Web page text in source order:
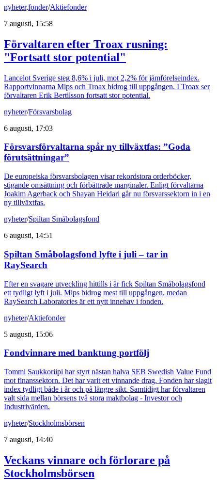
nyheter,fonder/Aktiefonder
7 augusti, 15:58
Förvaltaren efter Troax rusning:
"Fortsatt stor potential"
Lancelot Sverige steg 8,6% i juli, mot 2,2% för jämförelseindex.
Rapportvinnarna Mips och Troax bidrog till uppgången. I Troax ser
förvaltaren Erik Bertilsson fortsatt stor potential.
nyheter/Försvarsbolag
6 augusti, 17:03
Försvarsförvaltarna spår ny tillväxtfas: ”Goda
förutsättningar”
De europeiska försvarsbolagen visar rekordstora orderböcker,
stigande omsättning och förbättrade marginaler. Enligt förvaltarna
Joakim Agerback och Shayan Heidari går nu försvarssektorn in i en
ny tillväxtfas.
nyheter/Spiltan Småbolagsfond
6 augusti, 14:51
Spiltan Småbolagsfond lyfte i juli – tar in
RaySearch
Efter en svagare utveckling hittills i år fick Spiltan Småbolagsfond
ett tydligt lyft i juli. Mips bidrog mest till uppgången, medan
RaySearch Laboratories är ett nytt innehav i fonden.
nyheter/Aktiefonder
5 augusti, 15:06
Fondvinnare med banktung portfölj
Tommi Saukkoriipi har styrt nästan halva SEB Swedish Value Fund
mot finanssektorn. Det har varit ett vinnande drag. Fonden har slagit
index tydligt både i år och på längre sikt. Samtidigt har förvaltaren
valt sida mellan börsens två stora maktbolag - Investor och
Industrivärden.
nyheter/Stockholmsbörsen
7 augusti, 14:40
Veckans vinnare och förlorare på
Stockholmsbörsen